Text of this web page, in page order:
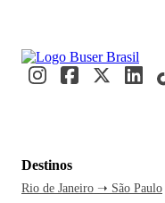
Destinos
Rio de Janeiro ➝ São Paulo